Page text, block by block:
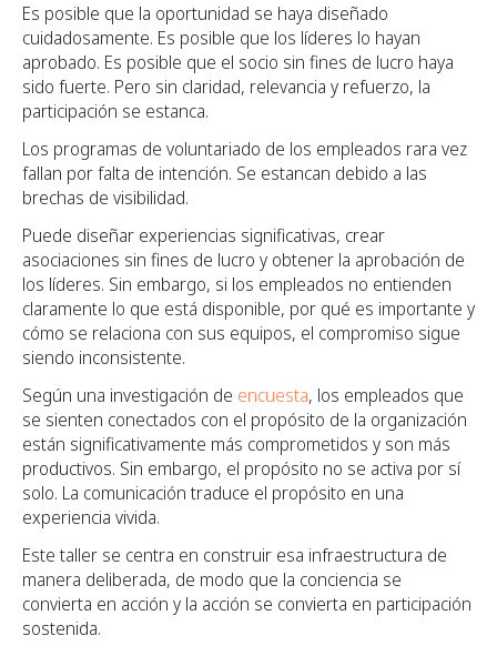
Es posible que la oportunidad se haya diseñado
cuidadosamente. Es posible que los líderes lo hayan
aprobado. Es posible que el socio sin fines de lucro haya
sido fuerte. Pero sin claridad, relevancia y refuerzo, la
participación se estanca.
Los programas de voluntariado de los empleados rara vez
fallan por falta de intención. Se estancan debido a las
brechas de visibilidad.
Puede diseñar experiencias significativas, crear
asociaciones sin fines de lucro y obtener la aprobación de
los líderes. Sin embargo, si los empleados no entienden
claramente lo que está disponible, por qué es importante y
cómo se relaciona con sus equipos, el compromiso sigue
siendo inconsistente.
Según una investigación de encuesta, los empleados que
se sienten conectados con el propósito de la organización
están significativamente más comprometidos y son más
productivos. Sin embargo, el propósito no se activa por sí
solo. La comunicación traduce el propósito en una
experiencia vivida.
Este taller se centra en construir esa infraestructura de
manera deliberada, de modo que la conciencia se
convierta en acción y la acción se convierta en participación
sostenida.